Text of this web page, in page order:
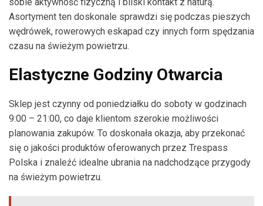
Asortyment ten doskonale sprawdzi się podczas pieszych
wędrówek, rowerowych eskapad czy innych form spędzania
czasu na świeżym powietrzu.
Elastyczne Godziny Otwarcia
Sklep jest czynny od poniedziałku do soboty w godzinach
9:00 – 21:00, co daje klientom szerokie możliwości
planowania zakupów. To doskonała okazja, aby przekonać
się o jakości produktów oferowanych przez Trespass
Polska i znaleźć idealne ubrania na nadchodzące przygody
na świeżym powietrzu.